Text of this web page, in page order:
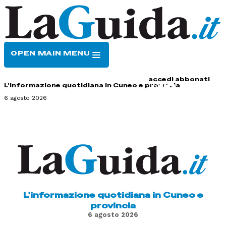
OPEN MAIN MENU
accedi abbonati
L'informazione quotidiana in Cuneo e provincia
6 agosto 2026
L'informazione quotidiana in Cuneo e
provincia
6 agosto 2026